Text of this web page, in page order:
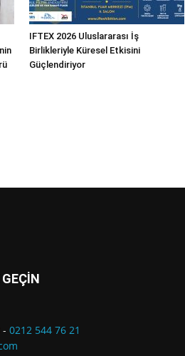
IFTEX 2026 Uluslararası İş
Birlikleriyle Küresel Etkisini
Güçlendiriyor
- 0212 544 76 21